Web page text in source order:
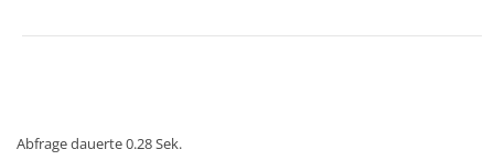
Abfrage dauerte 0.28 Sek.